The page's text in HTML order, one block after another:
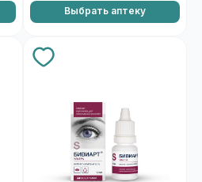
Выбрать аптеку